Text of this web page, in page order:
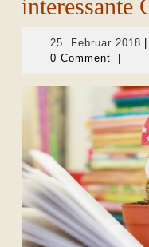
interessante
25. Februar 2018
0 Comment